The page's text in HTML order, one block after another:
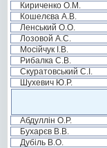
Кириченко О.М.
Кошелєва А.В.
Ленський О.О.
Лозовой А.С.
Мосійчук І.В.
Рибалка С.В.
Скуратовський С.І.
Шухевич Ю.Р.
Абдуллін О.Р.
Бухарєв В.В.
Дубіль В.О.